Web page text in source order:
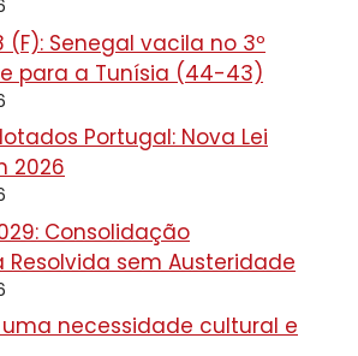
(F): Senegal vacila no 3º
para a Tunísia (44-43)
Portugal: Nova Lei
2026
Consolidação
sem Austeridade
necessidade cultural e